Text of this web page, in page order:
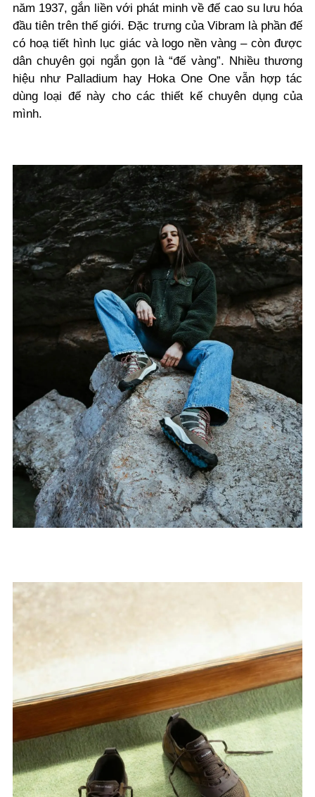
năm 1937, gắn liền với phát minh về đế cao su lưu hóa
đầu tiên trên thế giới. Đặc trưng của Vibram là phần đế
có hoạ tiết hình lục giác và logo nền vàng – còn được
dân chuyên gọi ngắn gọn là “đế vàng”. Nhiều thương
hiệu như Palladium hay Hoka One One vẫn hợp tác
dùng loại đế này cho các thiết kế chuyên dụng của
mình.